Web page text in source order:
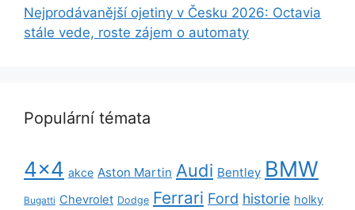
Nejprodávanější ojetiny v Česku 2026: Octavia
stále vede, roste zájem o automaty
Populární témata
4x4 akce Aston Martin Audi Bentley BMW
Bugatti Chevrolet Dodge Ferrari Ford historie holky